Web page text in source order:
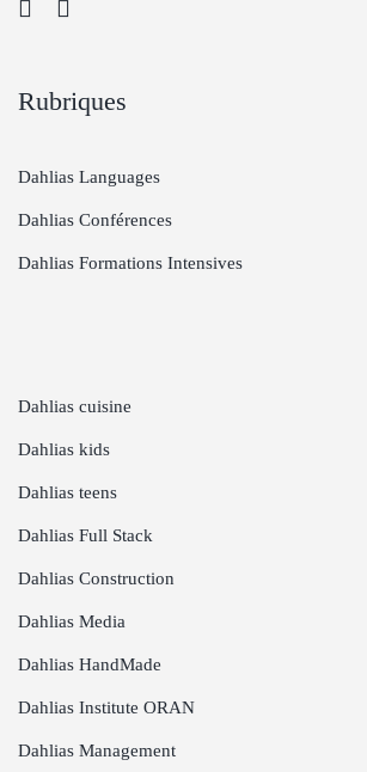
Rubriques
Dahlias Languages
Dahlias Conférences
Dahlias Formations Intensives
Dahlias cuisine
Dahlias kids
Dahlias teens
Dahlias Full Stack
Dahlias Construction
Dahlias Media
Dahlias HandMade
Dahlias Institute ORAN
Dahlias Management